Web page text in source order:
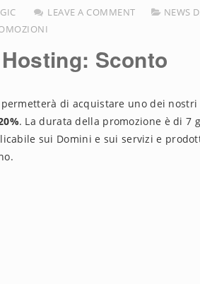
LEAVE A COMMENT NEWS
Sconto
di acquistare uno dei nostri
. La durata della promozione è di 7
sui Domini e sui servizi e